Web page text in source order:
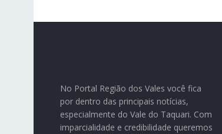
No Portal Região dos Vales você fica
por dentro das principais notícias,
especialmente do Vale do Taquari. Com
imparcialidade e credibilidade queremos